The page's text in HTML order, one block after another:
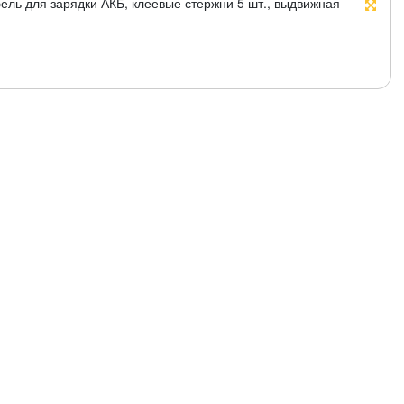
ДСП, линолеума и пластика. Материал: пластиковый
сопло с силиконовой накладкой, литий-ионная